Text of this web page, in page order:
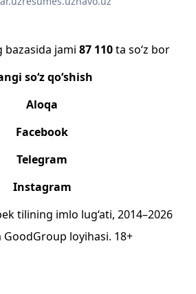
bazasida jami 87 110ta so‘z bor
so‘z qo‘shish
Aloqa
Facebook
Telegram
Instagram
tilining imlo lug‘ati, 2014–2026
GoodGroup loyihasi. 18+